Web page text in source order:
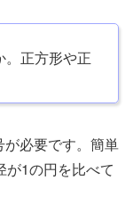
。正方形や正
必要です。簡単
1の円を比べて